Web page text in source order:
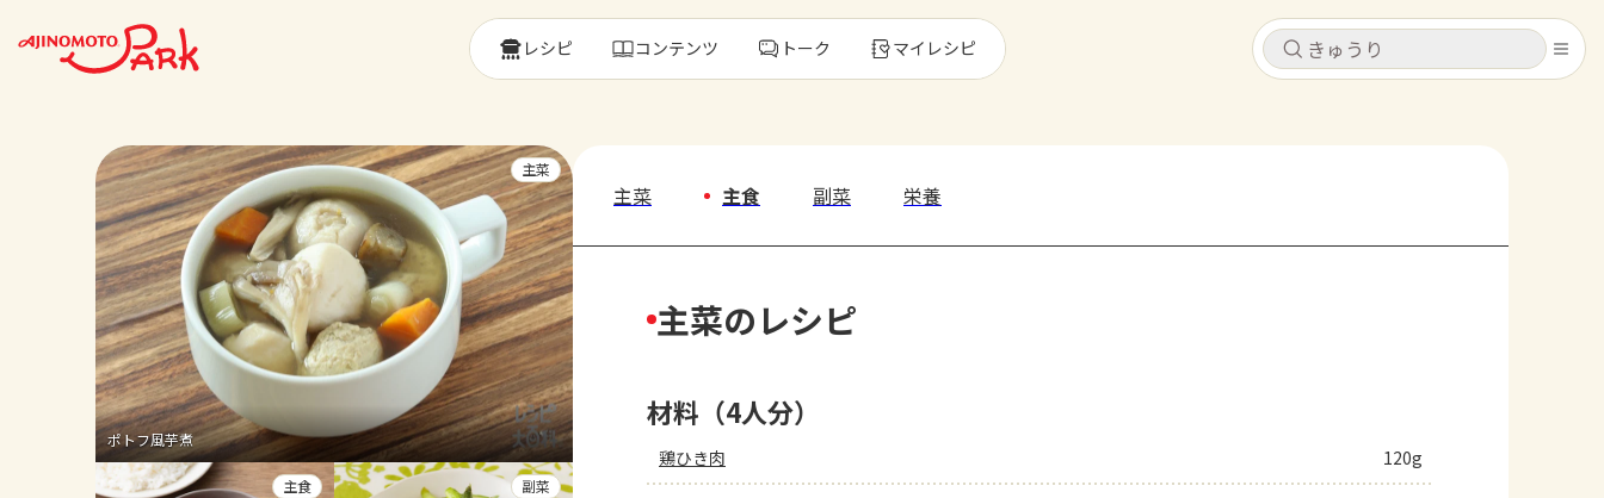
キャンセル
キャンセル
レシピ コンテンツ トーク マイレシピ
ポトフ風芋煮
主菜
主食 副菜
主菜 主食 副菜 栄養
主菜のレシピ
材料（4人分）
鶏ひき肉 120g